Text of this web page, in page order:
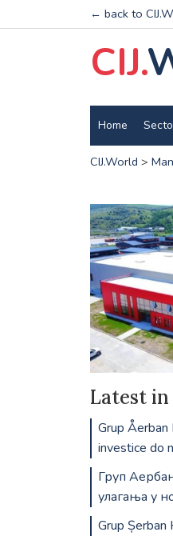
← back to
CIJ.
Home
CIJ.World >
Latest
Grup Åerban
investice do
Груп
улагања у
Grup Șerban